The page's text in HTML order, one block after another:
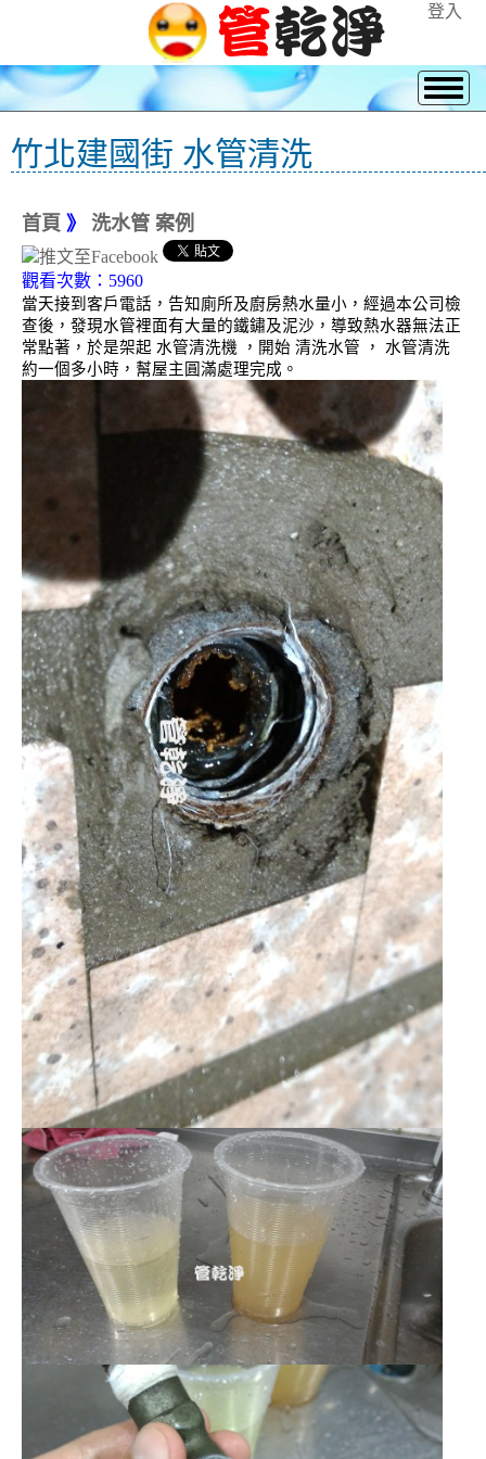
登入
竹北建國街 水管清洗
首頁 》 洗水管 案例
觀看次數：5960
當天接到客戶電話，告知廁所及廚房熱水量小，經過本公司檢
查後，發現水管裡面有大量的鐵鏽及泥沙，導致熱水器無法正
常點著，於是架起 水管清洗機 ，開始 清洗水管 ， 水管清洗
約一個多小時，幫屋主圓滿處理完成。